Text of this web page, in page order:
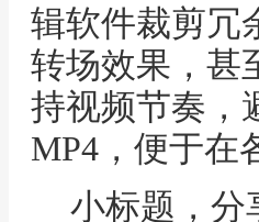
辑软件裁剪冗
转场效果，甚
持视频节奏，
MP4，便于在
小标题，分